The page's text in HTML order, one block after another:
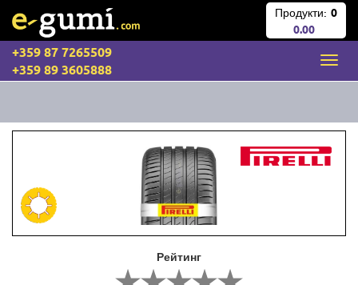
Продукти: 0
0.00
+359 87 7265509
+359 89 3605888
Рейтинг